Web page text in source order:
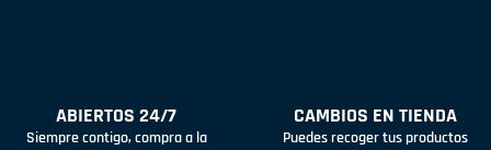
ABIERTOS 24/7
Siempre contigo, compra a la
CAMBIOS EN TIENDA
Puedes recoger tus productos